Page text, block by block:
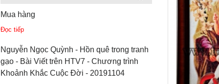
Mua hàng
Đọc tiếp
Nguyễn Ngọc Quỳnh - Hồn quê trong tranh
gạo - Bài Viết trên HTV7 - Chương trình
Khoảnh Khắc Cuộc Đời - 20191104